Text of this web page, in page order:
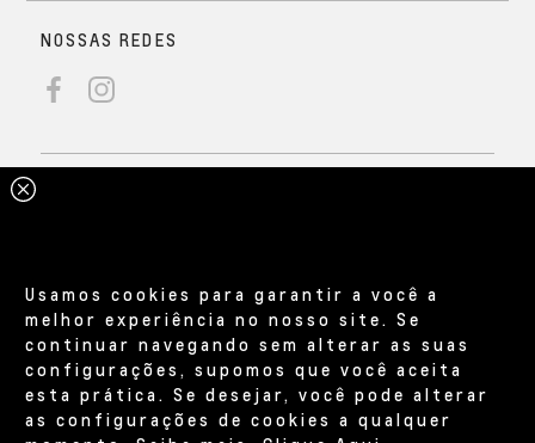
Usamos cookies para garantir a você a
melhor experiência no nosso site. Se
continuar navegando sem alterar as suas
configurações, supomos que você aceita
esta prática. Se desejar, você pode alterar
as configurações de cookies a qualquer